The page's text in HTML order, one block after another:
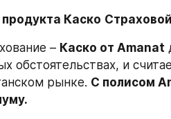
Каско
– Каско от Amanat
обстоятельствах, и
рынке. С полисом